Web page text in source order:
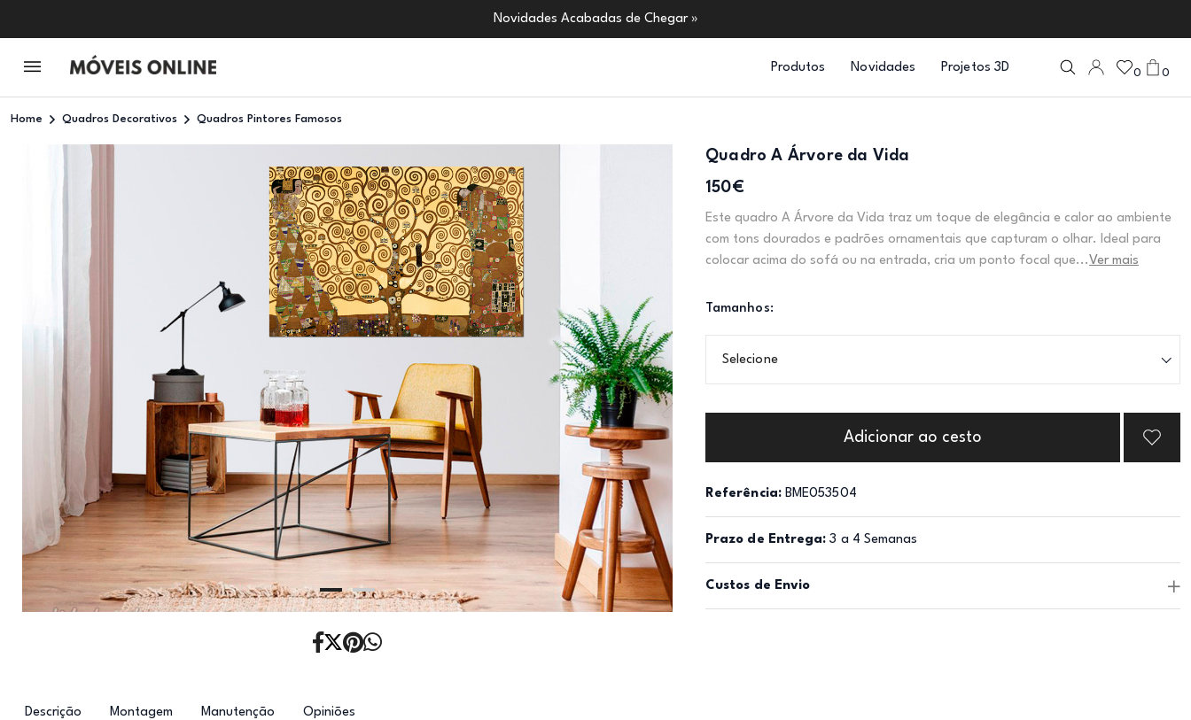
Novidades Acabadas de Chegar »
Produtos Novidades Projetos 3D 0 0
Home Quadros Decorativos Quadros Pintores Famosos
Quadro A Árvore da Vida
150€
Este quadro A Árvore da Vida traz um toque de elegância e calor ao ambiente
com tons dourados e padrões ornamentais que capturam o olhar. Ideal para
colocar acima do sofá ou na entrada, cria um ponto focal que... Ver mais
Tamanhos:
Selecione
Adicionar ao cesto
Referência: BME053504
Prazo de Entrega: 3 a 4 Semanas
Custos de Envio
Descrição Montagem Manutenção Opiniões